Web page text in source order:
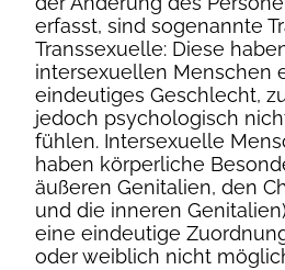
erfasst, sind sogenannte
Transsexuelle: Diese
intersexuellen Menschen
eindeutiges Geschlecht,
jedoch psychologisch
fühlen. Intersexuelle
haben körperliche
äußeren Genitalien, den
und die inneren
eine eindeutige
oder weiblich nicht